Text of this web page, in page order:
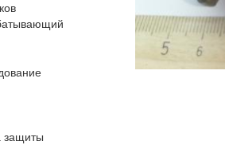
защиты